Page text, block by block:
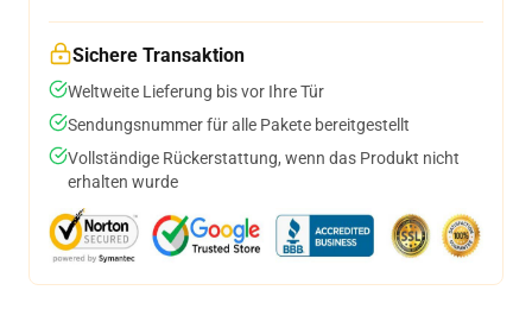
Sichere Transaktion
Weltweite Lieferung bis vor Ihre Tür
Sendungsnummer für alle Pakete bereitgestellt
Vollständige Rückerstattung, wenn das Produkt nicht
erhalten wurde